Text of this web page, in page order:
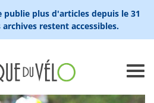
publie plus d'articles depuis le 31
restent accessibles.